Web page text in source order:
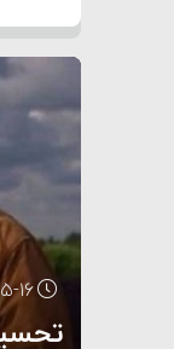
۱۲:۵۹
۸:۵۷
۱۶:۱۹
۱۰:۱۵
۶:۰۵